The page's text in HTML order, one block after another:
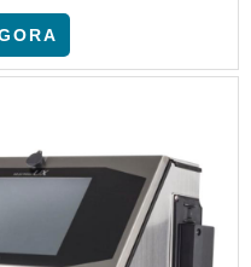
Suljett do Brasil irá
com os
SOBRE A
uma áre...